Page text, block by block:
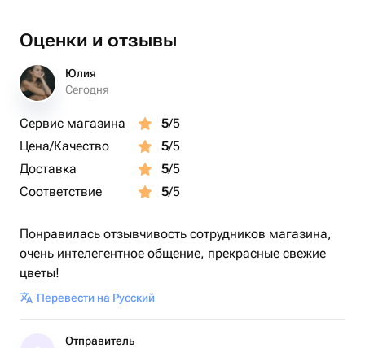
Оценки и отзывы
Юлия
Сегодня
Сервис магазина 5/5
Цена/Качество
5/5
Доставка
5/5
Соответствие
5/5
Понравилась отзывчивость сотрудников магазина,
очень интелегентное общение, прекрасные свежие
цветы!
Перевести на Русский
Отправитель